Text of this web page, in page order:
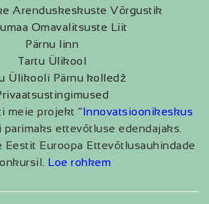
Arenduskeskuste Võrgustik
Omavalitsuste Liit
Pärnu linn
Tartu Ülikool
Ülikooli Pärnu kolledž
meie projekt “Innovatsioonikeskus
parimaks ettevõtluse edendajaks.
Eestit Euroopa Ettevõtlusauhindade
Loe rohkem